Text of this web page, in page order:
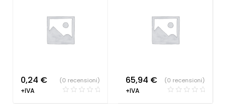
0,24 €
+IVA
(0 recensioni) 65,94 €
+IVA
(0 recensioni)